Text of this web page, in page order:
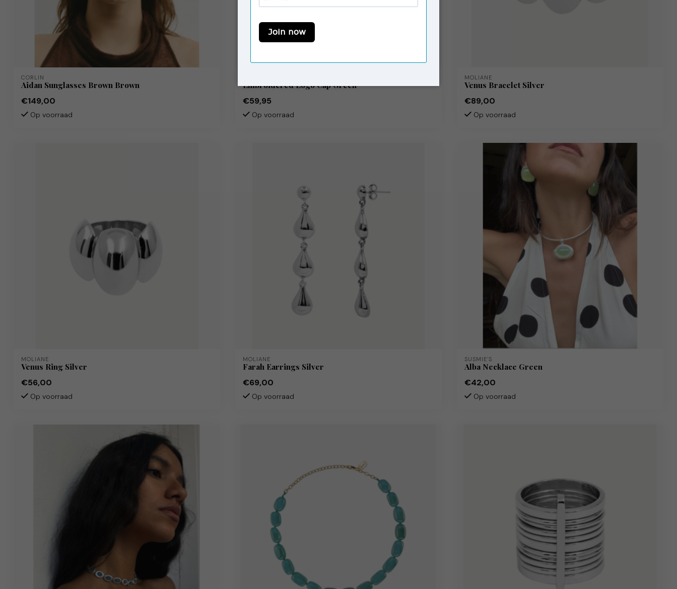
CORLIN
Aidan Sunglasses Brown Brown
€149,00
Op voorraad
Embroidered Logo Cap Green
€59,95
Op voorraad
MOLIANE
Venus Bracelet Silver
€89,00
Op voorraad
MOLIANE
Venus Ring Silver
€56,00
Op voorraad
MOLIANE
Farah Earrings Silver
€69,00
Op voorraad
SUSMIE'S
Alba Necklace Green
€42,00
Op voorraad